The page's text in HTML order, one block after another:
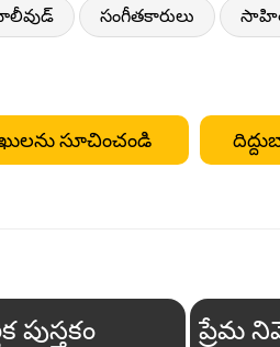
సంగీతకారులు
సూచించండి
పుస్తకం ప్రేమ